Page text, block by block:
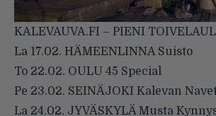
KALEVAUVA.FI – PIENI
La 17.02. HÄMEENLINNA Suisto
To 22.02. OULU 45 Special
Pe 23.02. SEINÄJOKI Kalevan
La 24.02. JYVÄSKYLÄ Musta